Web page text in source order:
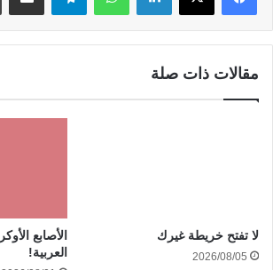
مقالات ذات صلة
لا تفتح خريطة غيرك
2026/08/05
الأصابع
العربية!